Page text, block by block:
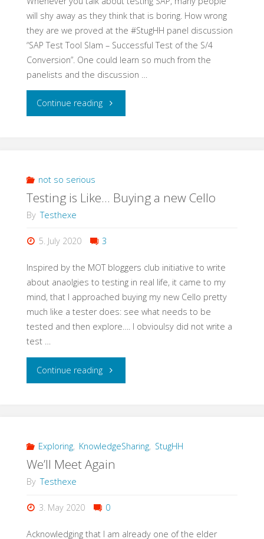
will shy away as they think that is boring. How wrong
they are we proved at the #StugHH panel discussion
“SAP Test Tool Slam – Successful Test of the S/4
Conversion”. One could learn so much from the
panelists and the discussion …
Continue reading"The
Beast
your
Conversion"
not so serious
Testing is Like… Buying a new Cello
By Testhexe
5. July 2020 3
Inspired by the MOT bloggers club initiative to write
about anaolgies to testing in real life, it came to my
mind, that I approached buying my new Cello pretty
much like a tester does: see what needs to be
tested and then explore…. I obvioulsy did not write a
test …
Continue reading"Testing
Buying
a
Exploring, KnowledgeSharing, StugHH
We’ll Meet Again
By Testhexe
3. May 2020 0
Acknowledging that I am already one of the elder